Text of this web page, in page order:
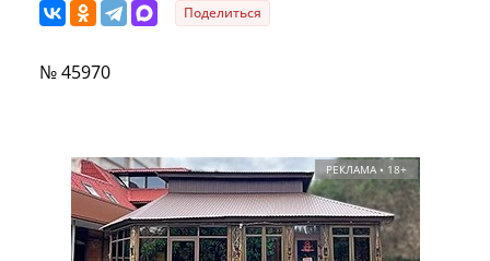
Поделиться
№ 45970
РЕКЛАМА • 18+